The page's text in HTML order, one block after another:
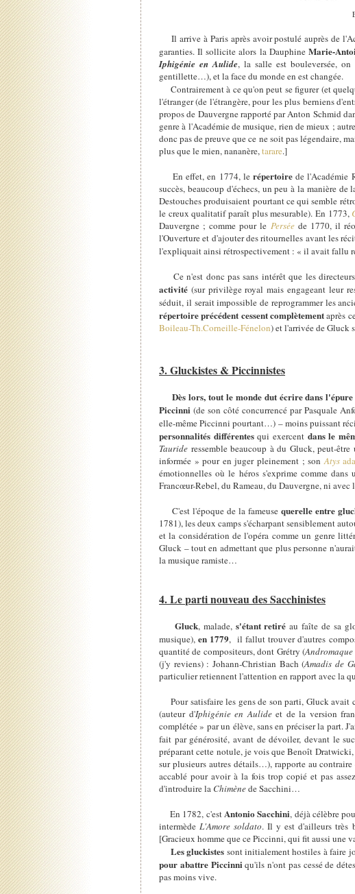
Il arrive à Paris après avoir postulé auprès de
garanties. Il sollicite alors la Dauphine Marie-
Iphigénie en Aulide, la salle est bouleversée,
gentillette…), et la face du monde en est changée.
Contrairement à ce qu'on peut se figurer (et
l'étranger (de l'étrangère, pour les plus berniens
propos de Dauvergne rapporté par Anton Schmid
genre à l'Académie de musique, rien de mieux ;
donc pas de preuve que ce ne soit pas légendaire,
plus que le mien, nananère,tarare.]
En effet, en 1774, le répertoirede l'Académie
succès, beaucoup d'échecs, un peu à la manière
Destouches produisaient pourtant ce qui semble
le creux qualitatif paraît plus mesurable). En 1773,
Dauvergne ; comme pour le Perséede 1770, il
l'Ouverture et d'ajouter des ritournelles avant les
l'expliquait ainsi rétrospectivement : « il avait fallu
Ce n'est donc pas sans intérêt que les
activité (sur privilège royal mais engageant leur
séduit, il serait impossible de reprogrammer les
répertoire précédent cessent complètementaprès
Boileau-Th.Corneille-Fénelon) et l'arrivée de Gluck
3. Gluckistes & Piccinnistes
Dès lors, tout le monde dut écrire dans
Piccinni (de son côté concurrencé par Pasquale
elle-même Piccinni pourtant…) – moins puissant
personnalités différentesqui exercent dans le
Tauride ressemble beaucoup à du Gluck, peut-
informée » pour en juger pleinement ; sonAtys
émotionnelles où le héros s'exprime comme dans
Francœur-Rebel, du Rameau, du Dauvergne, ni
C'est l'époque de la fameusequerelle entre
1781), les deux camps s'écharpant sensiblement
et la considération de l'opéra comme un genre
Gluck – tout en admettant que plus personne
la musique ramiste…
4. Le parti nouveau des Sacchinistes
Gluck, malade, s'étant retiré au faîte de sa
musique),en 1779, il fallut trouver d'autres
quantité de compositeurs, dont Grétry (Andromaque
(j'y reviens) : Johann-Christian Bach (Amadis de
particulier retiennent l'attention en rapport avec la
Pour satisfaire les gens de son parti, Gluck avait
(auteur d'Iphigénie en Aulideet de la version
complétée » par un élève, sans en préciser la part.
fait par générosité, avant de dévoiler, devant le
préparant cette notule, je vois que Benoît
sur plusieurs autres détails…), rapporte au
accablé pour avoir à la fois trop copié et pas
d'introduire la Chimènede Sacchini…
En 1782, c'estAntonio Sacchini, déjà célèbre
intermèdeL'Amore soldato. Il y est d'ailleurs très
[Gracieux homme que ce Piccinni, qui fit aussi une
Les gluckistes sont initialement hostiles à faire
pour abattre Piccinniqu'ils n'ont pas cessé de
pas moins vive.